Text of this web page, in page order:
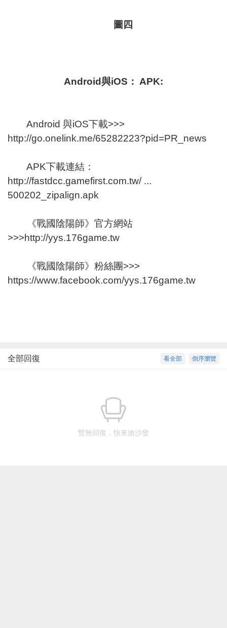
圖四
Android與iOS： APK:
Android 與iOS下載>>>
http://go.onelink.me/65282223?pid=PR_news
APK下載連結：
http://fastdcc.gamefirst.com.tw/ ...
500202_zipalign.apk
《戰國陰陽師》官方網站
>>>http://yys.176game.tw
《戰國陰陽師》粉絲團>>>
https://www.facebook.com/yys.176game.tw
倒序瀏覽
看全部
全部回復
暫無回復，快來搶沙發